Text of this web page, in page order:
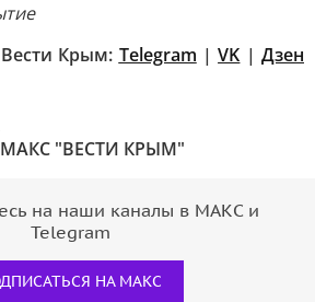
Крым: Telegram |VK | Дзен
МАКС "ВЕСТИ КРЫМ"
на наши каналы в МАКС и
Telegram
НА МАКС